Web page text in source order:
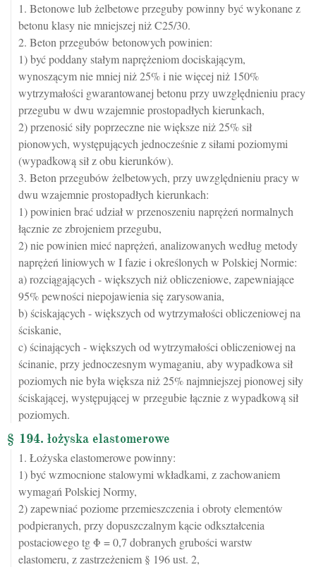
1. Betonowe lub żelbetowe przeguby powinny być wykonane z
betonu klasy nie mniejszej niż C25/30.
2. Beton przegubów betonowych powinien:
1) być poddany stałym naprężeniom dociskającym,
wynoszącym nie mniej niż 25% i nie więcej niż 150%
wytrzymałości gwarantowanej betonu przy uwzględnieniu pracy
przegubu w dwu wzajemnie prostopadłych kierunkach,
2) przenosić siły poprzeczne nie większe niż 25% sił
pionowych, występujących jednocześnie z siłami poziomymi
(wypadkową sił z obu kierunków).
3. Beton przegubów żelbetowych, przy uwzględnieniu pracy w
dwu wzajemnie prostopadłych kierunkach:
1) powinien brać udział w przenoszeniu naprężeń normalnych
łącznie ze zbrojeniem przegubu,
2) nie powinien mieć naprężeń, analizowanych według metody
naprężeń liniowych w I fazie i określonych w Polskiej Normie:
a) rozciągających - większych niż obliczeniowe, zapewniające
95% pewności niepojawienia się zarysowania,
b) ściskających - większych od wytrzymałości obliczeniowej na
ściskanie,
c) ścinających - większych od wytrzymałości obliczeniowej na
ścinanie, przy jednoczesnym wymaganiu, aby wypadkowa sił
poziomych nie była większa niż 25% najmniejszej pionowej siły
ściskającej, występującej w przegubie łącznie z wypadkową sił
poziomych.
§ 194. łożyska elastomerowe
1. Łożyska elastomerowe powinny:
1) być wzmocnione stalowymi wkładkami, z zachowaniem
wymagań Polskiej Normy,
2) zapewniać poziome przemieszczenia i obroty elementów
podpieranych, przy dopuszczalnym kącie odkształcenia
postaciowego tg Φ = 0,7 dobranych grubości warstw
elastomeru, z zastrzeżeniem § 196 ust. 2,